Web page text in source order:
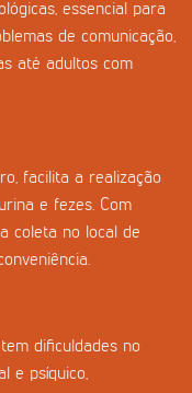
essencial para
de comunicação,
até adultos com
facilita a realização
e fezes. Com
coleta no local de
dificuldades no
e psíquico,